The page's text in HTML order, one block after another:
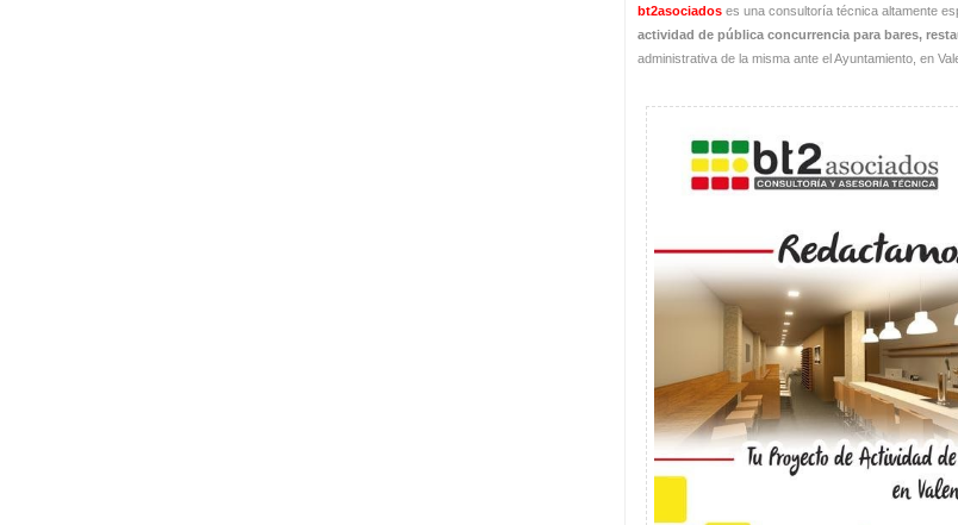
bt2asociados es una consultoría técnica altamente
actividad de pública concurrencia para bares,
administrativa de la misma ante el Ayuntamiento, en